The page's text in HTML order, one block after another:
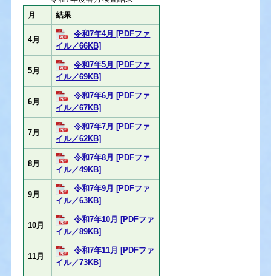
月
結果
4月
令和7年4月 [PDFファ
イル／66KB]
5月
令和7年5月 [PDFファ
イル／69KB]
6月
令和7年6月 [PDFファ
イル／67KB]
7月
令和7年7月 [PDFファ
イル／62KB]
8月
令和7年8月 [PDFファ
イル／49KB]
9月
令和7年9月 [PDFファ
イル／63KB]
10月
令和7年10月 [PDFファ
イル／89KB]
11月
令和7年11月 [PDFファ
イル／73KB]